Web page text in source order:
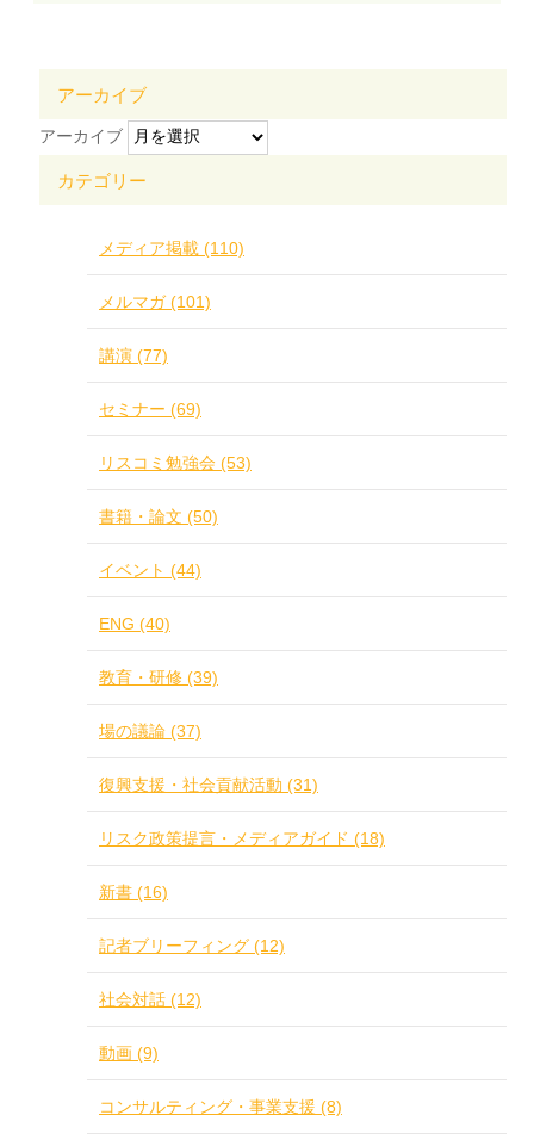
アーカイブ
アーカイブ
カテゴリー
メディア掲載 (110)
メルマガ (101)
講演 (77)
セミナー (69)
リスコミ勉強会 (53)
書籍・論文 (50)
イベント (44)
ENG (40)
教育・研修 (39)
場の議論 (37)
復興支援・社会貢献活動 (31)
リスク政策提言・メディアガイド (18)
新書 (16)
記者ブリーフィング (12)
社会対話 (12)
動画 (9)
コンサルティング・事業支援 (8)